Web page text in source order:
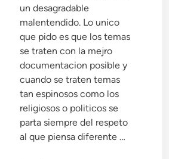
un desagradable
malentendido. Lo unico
que pido es que los temas
se traten con la mejro
documentacion posible y
cuando se traten temas
tan espinosos como los
religiosos o politicos se
parta siempre del respeto
al que piensa diferente …